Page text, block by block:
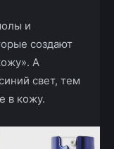
и
создают
А
свет, тем
в кожу.